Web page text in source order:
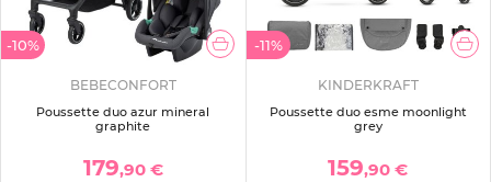
-10%
BEBECONFORT
Poussette duo azur mineral
graphite
179,90 €
-11%
KINDERKRAFT
Poussette duo esme moonlight
grey
159,90 €